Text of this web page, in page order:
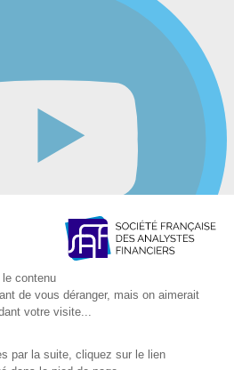
de confidentialité et de vos